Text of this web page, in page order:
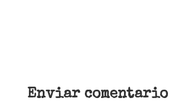
Enviar comentario